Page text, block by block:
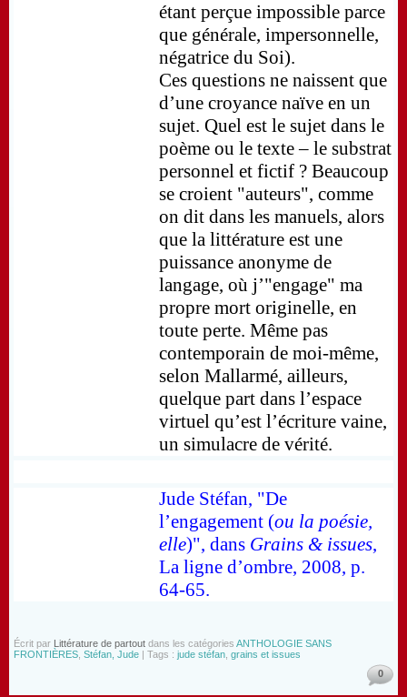
étant perçue impossible parce
que générale, impersonnelle,
négatrice du Soi).
Ces questions ne naissent que
d’une croyance naïve en un
sujet. Quel est le sujet dans le
poème ou le texte – le substrat
personnel et fictif ? Beaucoup
se croient "auteurs", comme
on dit dans les manuels, alors
que la littérature est une
puissance anonyme de
langage, où j’"engage" ma
propre mort originelle, en
toute perte. Même pas
contemporain de moi-même,
selon Mallarmé, ailleurs,
quelque part dans l’espace
virtuel qu’est l’écriture vaine,
un simulacre de vérité.
Jude Stéfan, "De
l’engagement (ou la poésie,
elle)", dans Grains & issues,
La ligne d’ombre, 2008, p.
64-65.
Écrit par Littérature de partout dans les catégories ANTHOLOGIE SANS
FRONTIÈRES Stéfan, Jude | Tags : jude stéfan grains et issues
0